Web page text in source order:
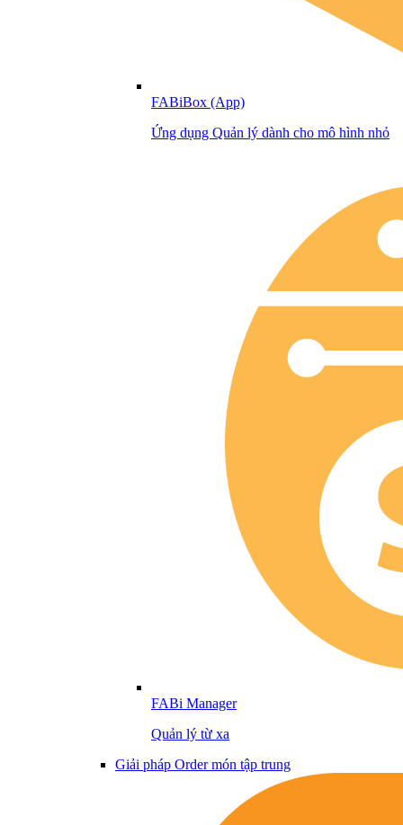
FABiBox (App)
Ứng dụng Quản lý dành cho mô hình nhỏ
FABi Manager
Quản lý từ xa
Giải pháp Order món tập trung